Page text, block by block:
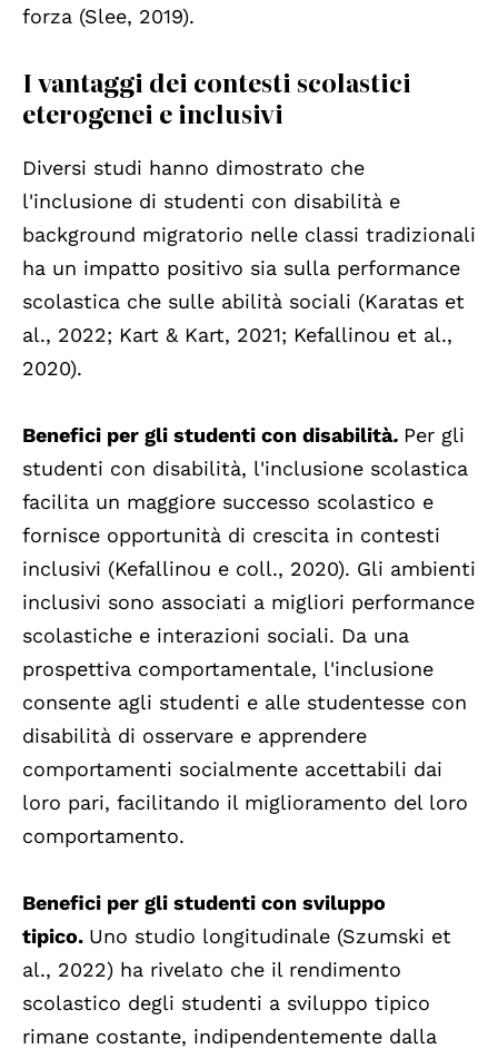
forza (Slee, 2019).
I vantaggi dei contesti scolastici
eterogenei e inclusivi
Diversi studi hanno dimostrato che
l'inclusione di studenti con disabilità e
background migratorio nelle classi tradizionali
ha un impatto positivo sia sulla performance
scolastica che sulle abilità sociali (Karatas et
al., 2022; Kart & Kart, 2021; Kefallinou et al.,
2020).
Benefici per gli studenti con disabilità. Per gli
studenti con disabilità, l'inclusione scolastica
facilita un maggiore successo scolastico e
fornisce opportunità di crescita in contesti
inclusivi (Kefallinou e coll., 2020). Gli ambienti
inclusivi sono associati a migliori performance
scolastiche e interazioni sociali. Da una
prospettiva comportamentale, l'inclusione
consente agli studenti e alle studentesse con
disabilità di osservare e apprendere
comportamenti socialmente accettabili dai
loro pari, facilitando il miglioramento del loro
comportamento.
Benefici per gli studenti con sviluppo
tipico. Uno studio longitudinale (Szumski et
al., 2022) ha rivelato che il rendimento
scolastico degli studenti a sviluppo tipico
rimane costante, indipendentemente dalla